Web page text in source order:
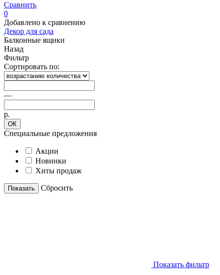
Сравнить
0
Добавлено к сравнению
Декор для сада
Балконные ящики
Назад
Фильтр
Сортировать по:
—
р.
ОК
Специальные предложения
Акции
Новинки
Хиты продаж
Показать Cбросить
Показать фильтр